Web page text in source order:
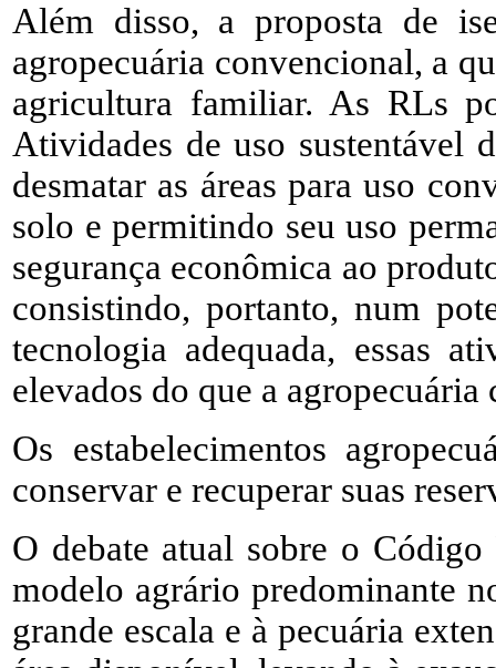
Além disso, a proposta de
agropecuária convencional, a
agricultura familiar. As RLs
Atividades de uso sustentável
desmatar as áreas para uso
solo e permitindo seu uso
segurança econômica ao
consistindo, portanto, num
tecnologia adequada, essas
elevados do que a
Os estabelecimentos
conservar e recuperar suas
O debate atual sobre o
modelo agrário predominante
grande escala e à pecuária